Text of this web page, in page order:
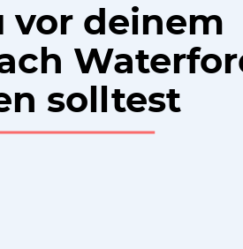
vor deinem
solltest